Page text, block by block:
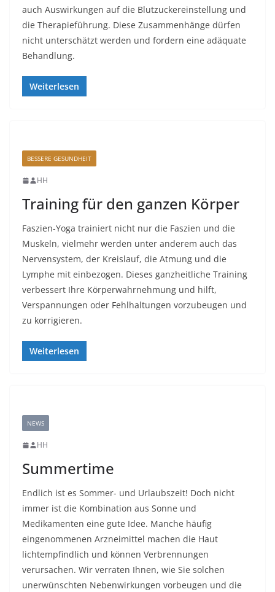
auch Auswirkungen auf die Blutzuckereinstellung und
die Therapieführung. Diese Zusammenhänge dürfen
nicht unterschätzt werden und fordern eine adäquate
Behandlung.
Weiterlesen
BESSERE GESUNDHEIT
HH
Training für den ganzen Körper
Faszien-Yoga trainiert nicht nur die Faszien und die
Muskeln, vielmehr werden unter anderem auch das
Nervensystem, der Kreislauf, die Atmung und die
Lymphe mit einbezogen. Dieses ganzheitliche Training
verbessert Ihre Körperwahrnehmung und hilft,
Verspannungen oder Fehlhaltungen vorzubeugen und
zu korrigieren.
Weiterlesen
NEWS
HH
Summertime
Endlich ist es Sommer- und Urlaubszeit! Doch nicht
immer ist die Kombination aus Sonne und
Medikamenten eine gute Idee. Manche häufig
eingenommenen Arzneimittel machen die Haut
lichtempfindlich und können Verbrennungen
verursachen. Wir verraten Ihnen, wie Sie solchen
unerwünschten Nebenwirkungen vorbeugen und die